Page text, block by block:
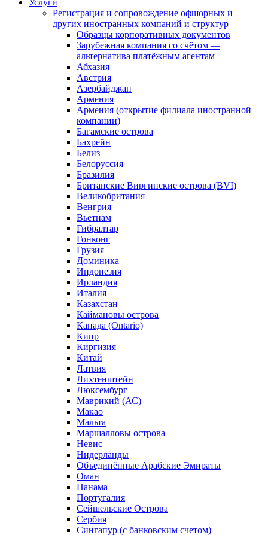
Услуги
Регистрация и сопровождение офшорных и
других иностранных компаний и структур
Образцы корпоративных документов
Зарубежная компания со счётом —
альтернатива платёжным агентам
Абхазия
Австрия
Азербайджан
Армения
Армения (открытие филиала иностранной
компании)
Багамские острова
Бахрейн
Белиз
Белоруссия
Бразилия
Британские Виргинские острова (BVI)
Великобритания
Венгрия
Вьетнам
Гибралтар
Гонконг
Грузия
Доминика
Индонезия
Ирландия
Италия
Казахстан
Каймановы острова
Канада (Ontario)
Кипр
Киргизия
Китай
Латвия
Лихтенштейн
Люксембург
Маврикий (АС)
Макао
Мальта
Маршалловы острова
Нeвис
Нидерланды
Объединённые Арабские Эмираты
Оман
Панама
Португалия
Сейшельские Острова
Сербия
Сингапур (c банковским счетом)